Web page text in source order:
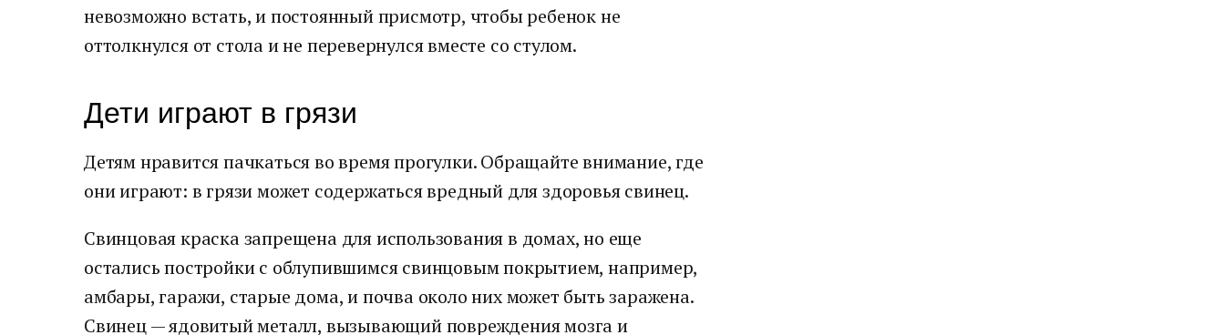
невозможно встать, и постоянный присмотр, чтобы ребенок не
оттолкнулся от стола и не перевернулся вместе со стулом.
Дети играют в грязи
Детям нравится пачкаться во время прогулки. Обращайте внимание, где
они играют: в грязи может содержаться вредный для здоровья свинец.
Свинцовая краска запрещена для использования в домах, но еще
остались постройки с облупившимся свинцовым покрытием, например,
амбары, гаражи, старые дома, и почва около них может быть заражена.
Свинец — ядовитый металл, вызывающий повреждения мозга и